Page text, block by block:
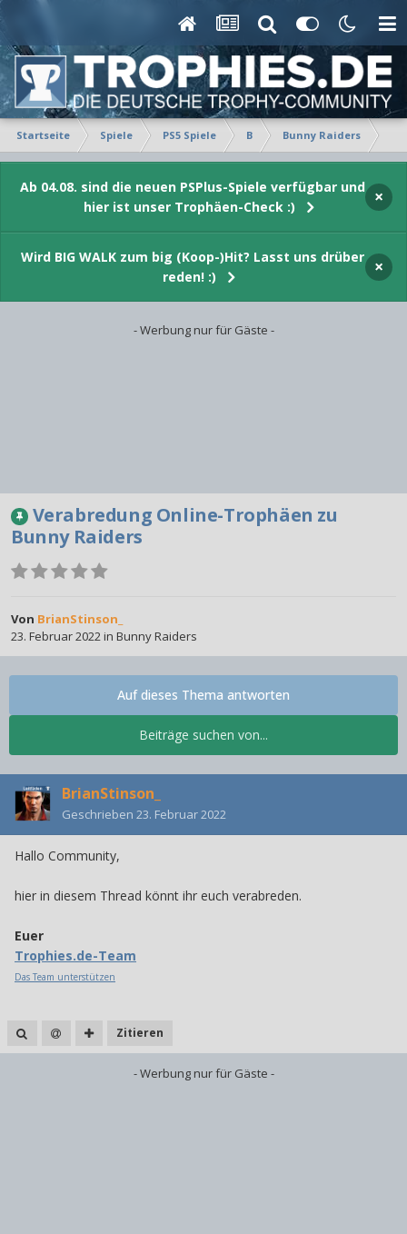
Startseite Spiele PS5 Spiele B Bunny Raiders
Ab 04.08. sind die neuen PSPlus-Spiele verfügbar und
hier ist unser Trophäen-Check :)
×
Wird BIG WALK zum big (Koop-)Hit? Lasst uns drüber
reden! :)
×
- Werbung nur für Gäste -
Verabredung Online-Trophäen zu
Bunny Raiders
Von BrianStinson_
23. Februar 2022in Bunny Raiders
Beiträge suchen von...
Auf dieses Thema antworten
BrianStinson_
Geschrieben 23. Februar 2022
Hallo Community,
hier in diesem Thread könnt ihr euch verabreden.
Euer
Trophies.de-Team
Das Team unterstützen
Zitieren
- Werbung nur für Gäste -